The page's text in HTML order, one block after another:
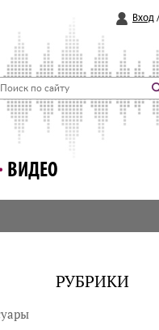
Вход
ВИДЕО
РУБРИКИ